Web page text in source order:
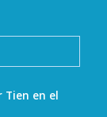
Tien en el